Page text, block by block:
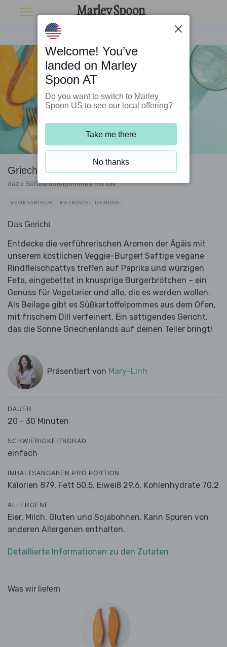
Griechischer Veggie-Burger mit Feta
dazu Süßkartoffelpommes mit Dill
VEGETARISCH EXTRAVIEL GEMÜSE
Das Gericht
Entdecke die verführerischen Aromen der Ägäis mit
unserem köstlichen Veggie-Burger! Saftige vegane
Rindfleischpattys treffen auf Paprika und würzigen
Feta, eingebettet in knusprige Burgerbrötchen – ein
Genuss für Vegetarier und alle, die es werden wollen.
Als Beilage gibt es Süßkartoffelpommes aus dem Ofen,
mit frischem Dill verfeinert. Ein sättigendes Gericht,
das die Sonne Griechenlands auf deinen Teller bringt!
Präsentiert von Mary-Linh
DAUER
20 - 30 Minuten
SCHWIERIGKEITSGRAD
einfach
INHALTSANGABEN PRO PORTION
Kalorien 879, Fett 50.5, Eiweiß 29.6, Kohlenhydrate 70.2
ALLERGENE
Eier, Milch, Gluten und Sojabohnen. Kann Spuren von
anderen Allergenen enthalten.
Detaillierte Informationen zu den Zutaten
Was wir liefern
Welcome! You’ve
landed on Marley
Spoon AT
Do you want to switch to Marley
Spoon US to see our local offering?
Take me there
No thanks